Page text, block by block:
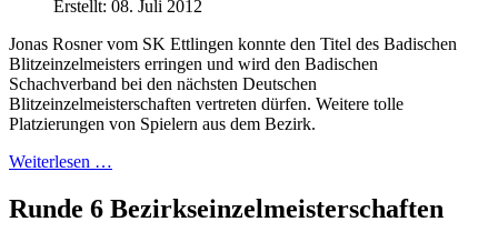
Erstellt: 08. Juli 2012
Jonas Rosner vom SK Ettlingen konnte den Titel des Badischen
Blitzeinzelmeisters erringen und wird den Badischen
Schachverband bei den nächsten Deutschen
Blitzeinzelmeisterschaften vertreten dürfen. Weitere tolle
Platzierungen von Spielern aus dem Bezirk.
Weiterlesen …
Runde 6 Bezirkseinzelmeisterschaften